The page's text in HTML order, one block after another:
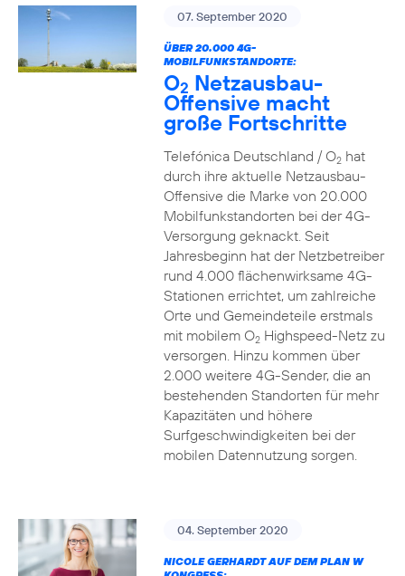
07. September 2020
ÜBER 20.000 4G-
MOBILFUNKSTANDORTE:
O2 Netzausbau-
Offensive macht
große Fortschritte
Telefónica Deutschland / O2hat
durch ihre aktuelle Netzausbau-
Offensive die Marke von 20.000
Mobilfunkstandorten bei der 4G-
Versorgung geknackt. Seit
Jahresbeginn hat der Netzbetreiber
rund 4.000 flächenwirksame 4G-
Stationen errichtet, um zahlreiche
Orte und Gemeindeteile erstmals
mit mobilem O2Highspeed-Netz zu
versorgen. Hinzu kommen über
2.000 weitere 4G-Sender, die an
bestehenden Standorten für mehr
Kapazitäten und höhere
Surfgeschwindigkeiten bei der
mobilen Datennutzung sorgen.
04. September 2020
NICOLE GERHARDT AUF DEM PLAN W